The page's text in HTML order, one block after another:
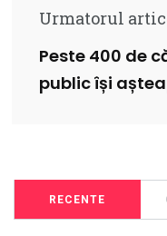
Urmatorul
Peste 400 de
public își
RECENTE